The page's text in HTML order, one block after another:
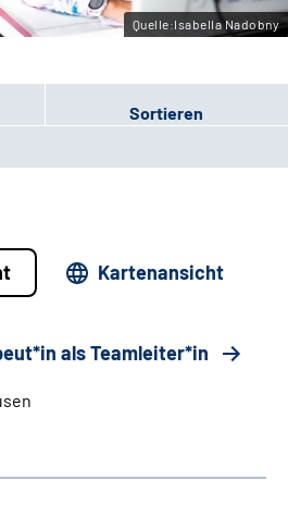
Quelle:Isabella Nadobny
Sortieren
Kartenansicht
als Teamleiter*in